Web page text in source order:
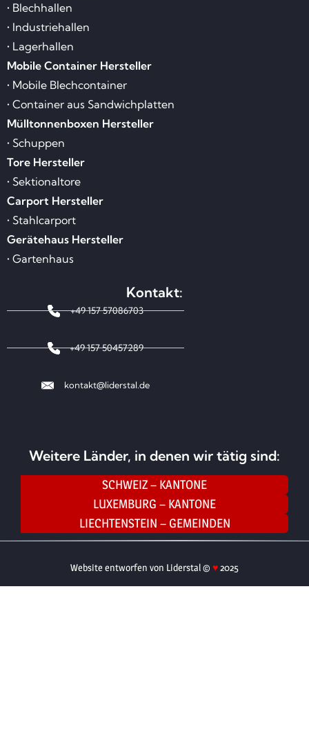
• Blechhallen
• Industriehallen
• Lagerhallen
Mobile Container Hersteller
• Mobile Blechcontainer
• Container aus Sandwichplatten
Mülltonnenboxen Hersteller
• Schuppen
Tore Hersteller
• Sektionaltore
Carport Hersteller
• Stahlcarport
Gerätehaus Hersteller
• Gartenhaus
Kontakt:
+49 157 57086703
+49 157 50457289
kontakt@liderstal.de
Weitere Länder, in denen wir tätig sind:
SCHWEIZ – KANTONE
LUXEMBURG – KANTONE
LIECHTENSTEIN – GEMEINDEN
Website entworfen von Liderstal © ♥2025